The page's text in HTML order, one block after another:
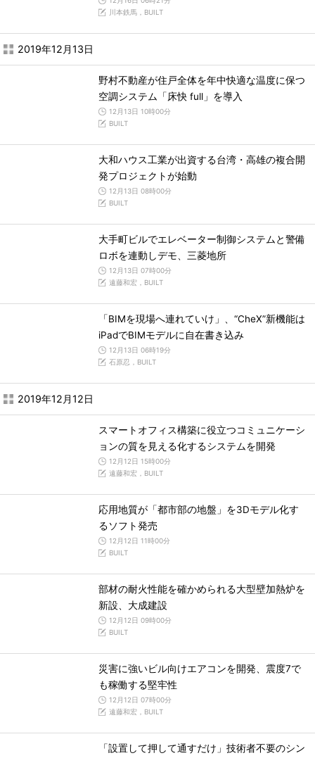
川本鉄馬，BUILT
2019年12月13日
野村不動産が住戸全体を年中快適な温度に保つ
空調システム「床快 full」を導入
12月13日 10時00分
BUILT
大和ハウス工業が出資する台湾・高雄の複合開
発プロジェクトが始動
12月13日 08時00分
BUILT
大手町ビルでエレベーター制御システムと警備
ロボを連動しデモ、三菱地所
12月13日 07時00分
遠藤和宏，BUILT
「BIMを現場へ連れていけ」、“CheX”新機能は
iPadでBIMモデルに自在書き込み
12月13日 06時19分
石原忍，BUILT
2019年12月12日
スマートオフィス構築に役立つコミュニケーシ
ョンの質を見える化するシステムを開発
12月12日 15時00分
遠藤和宏，BUILT
応用地質が「都市部の地盤」を3Dモデル化す
るソフト発売
12月12日 11時00分
BUILT
部材の耐火性能を確かめられる大型壁加熱炉を
新設、大成建設
12月12日 09時00分
BUILT
災害に強いビル向けエアコンを開発、震度7で
も稼働する堅牢性
12月12日 07時00分
遠藤和宏，BUILT
「設置して押して通すだけ」技術者不要のシン